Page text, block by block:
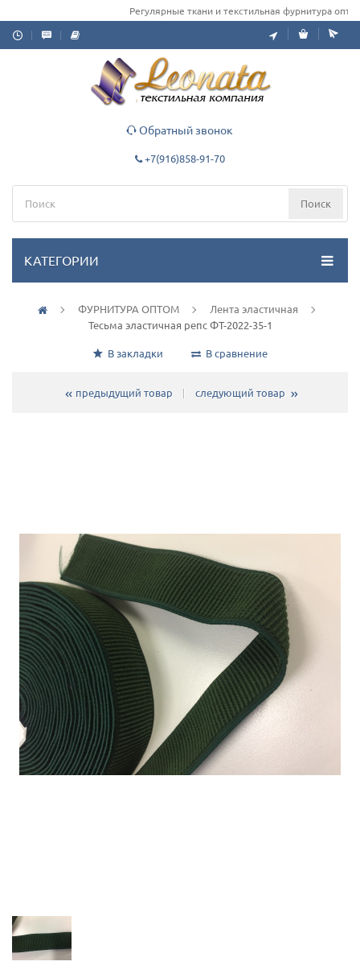
Регулярные ткани и текстильная фурнитура
Обратный звонок
+7(916)858-91-70
Поиск
КАТЕГОРИИ
ФУРНИТУРА ОПТОМ
Лента эластичная
Тесьма эластичная репс ФТ-2022-35-1
В закладки В сравнение
предыдущий товар следующий товар